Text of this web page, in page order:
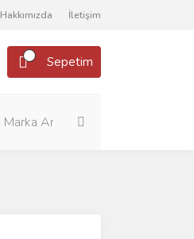
Hakkımızda İletişim
Sepetim